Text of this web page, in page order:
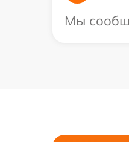
Мы